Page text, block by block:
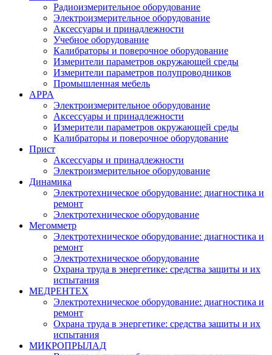
Радиоизмерительное оборудование
Электроизмерительное оборудование
Аксессуары и принадлежности
Учебное оборудование
Калибраторы и поверочное оборудование
Измерители параметров окружающей среды
Измерители параметров полупроводников
Промышленная мебель
APPA
Электроизмерительное оборудование
Аксессуары и принадлежности
Измерители параметров окружающей среды
Калибраторы и поверочное оборудование
Прист
Аксессуары и принадлежности
Электроизмерительное оборудование
Динамика
Электротехническое оборудование: диагностика и
ремонт
Электротехническое оборудование
Мегомметр
Электротехническое оборудование: диагностика и
ремонт
Электротехническое оборудование
Охрана труда в энергетике: средства защиты и их
испытания
МЕДРЕНТЕХ
Электротехническое оборудование: диагностика и
ремонт
Охрана труда в энергетике: средства защиты и их
испытания
МИКРОПРЫЛАД